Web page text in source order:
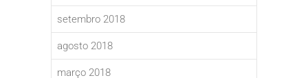
setembro 2018
agosto 2018
março 2018